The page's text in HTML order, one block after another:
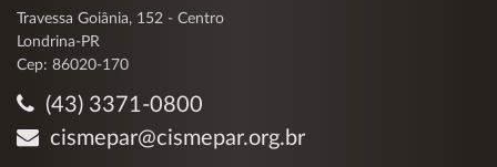
Travessa Goiânia, 152 - Centro
Londrina-PR
Cep: 86020-170
(43) 3371-0800
cismepar@cismepar.org.br